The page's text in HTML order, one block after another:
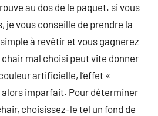
au dos de le paquet. si vous
je vous conseille de prendre la
à revêtir et vous gagnerez
mal choisi peut vite donner
artificielle, l’effet «
imparfait. Pour déterminer
choisissez-le tel un fond de